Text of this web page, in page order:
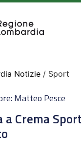
Notizie / Sport
Matteo Pesce
a Crema